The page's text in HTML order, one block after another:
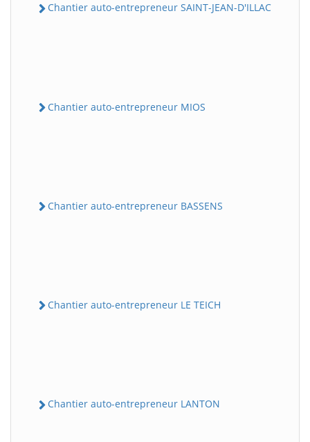
Chantier auto-entrepreneur SAINT-JEAN-D'ILLAC
Chantier auto-entrepreneur MIOS
Chantier auto-entrepreneur BASSENS
Chantier auto-entrepreneur LE TEICH
Chantier auto-entrepreneur LANTON